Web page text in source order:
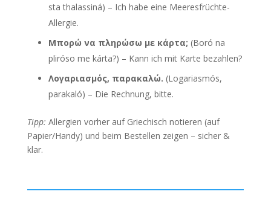
sta thalassiná) – Ich habe eine Meeresfrüchte-
Allergie.
Μπορώ να πληρώσω με κάρτα; (Boró na
pliróso me kárta?) – Kann ich mit Karte bezahlen?
Λογαριασμός, παρακαλώ. (Logariasmós,
parakaló) – Die Rechnung, bitte.
Tipp: Allergien vorher auf Griechisch notieren (auf
Papier/Handy) und beim Bestellen zeigen – sicher &
klar.